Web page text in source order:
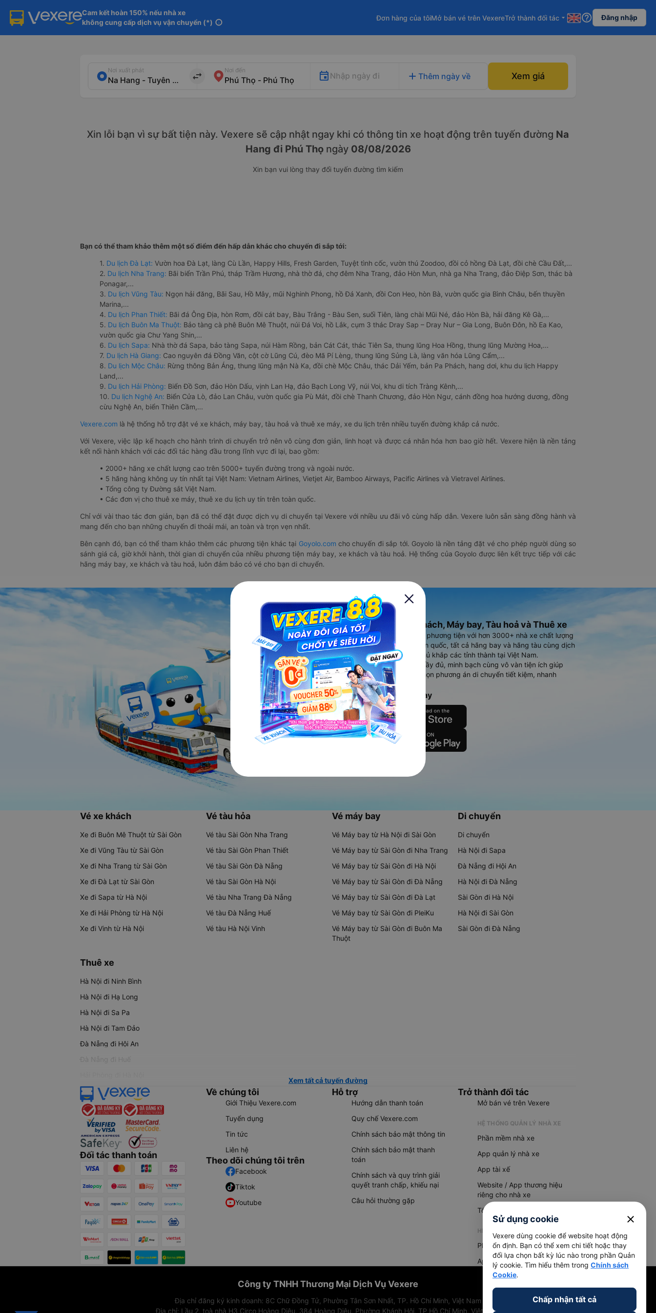
Cam kết hoàn 150% nếu nhà xe
không cung cấp dịch vụ vận chuyển (*) info
Đơn hàng của tôiMở bán vé trên VexereTrở thành đối tác arrow_drop_down help_outline Đăng nhập
Nơi xuất phát
import_export
Nơi đến
Nhập ngày đi add Thêm ngày về Xem giá
Xin lỗi bạn vì sự bất tiện này. Vexere sẽ cập nhật ngay khi có thông tin xe hoạt động trên tuyến đường Na
Hang đi Phú Thọngày 08/08/2026
Xin bạn vui lòng thay đổi tuyến đường tìm kiếm
Bạn có thể tham khảo thêm một số điểm đến hấp dẫn khác cho chuyến đi sắp tới:
1. Du lịch Đà Lạt: Vườn hoa Đà Lạt, làng Cù Lần, Happy Hills, Fresh Garden, Tuyệt tình cốc, vườn thú Zoodoo, đồi cỏ hồng Đà Lạt, đồi chè Cầu Đất,...
2. Du lịch Nha Trang: Bãi biển Trần Phú, tháp Trầm Hương, nhà thờ đá, chợ đêm Nha Trang, đảo Hòn Mun, nhà ga Nha Trang, đảo Điệp Sơn, thác bà
Ponagar,...
3. Du lịch Vũng Tàu: Ngọn hải đăng, Bãi Sau, Hồ Mây, mũi Nghinh Phong, hồ Đá Xanh, đồi Con Heo, hòn Bà, vườn quốc gia Bình Châu, bến thuyền
Marina,...
4. Du lịch Phan Thiết: Bãi đá Ông Địa, hòn Rơm, đồi cát bay, Bàu Trắng - Bàu Sen, suối Tiên, làng chài Mũi Né, đảo Hòn Bà, hải đăng Kê Gà,...
5. Du lịch Buôn Ma Thuột: Bảo tàng cà phê Buôn Mê Thuột, núi Đá Voi, hồ Lắk, cụm 3 thác Dray Sap – Dray Nur – Gia Long, Buôn Đôn, hồ Ea Kao,
vườn quốc gia Chư Yang Shin,...
6. Du lịch Sapa: Nhà thờ đá Sapa, bảo tàng Sapa, núi Hàm Rồng, bản Cát Cát, thác Tiên Sa, thung lũng Hoa Hồng, thung lũng Mường Hoa,...
7. Du lịch Hà Giang: Cao nguyên đá Đồng Văn, cột cờ Lũng Cú, đèo Mã Pí Lèng, thung lũng Sủng Là, làng văn hóa Lũng Cẩm,...
8. Du lịch Mộc Châu: Rừng thông Bản Áng, thung lũng mận Nà Ka, đồi chè Mộc Châu, thác Dải Yếm, bản Pa Phách, hang dơi, khu du lịch Happy
Land,...
9. Du lịch Hải Phòng: Biển Đồ Sơn, đảo Hòn Dấu, vịnh Lan Hạ, đảo Bạch Long Vỹ, núi Voi, khu di tích Tràng Kênh,...
10. Du lịch Nghệ An: Biển Cửa Lò, đảo Lan Châu, vườn quốc gia Pù Mát, đồi chè Thanh Chương, đảo Hòn Ngư, cánh đồng hoa hướng dương, đồng
cừu Nghệ An, biển Thiên Cầm,...
Vexere.com là hệ thống hỗ trợ đặt vé xe khách, máy bay, tàu hoả và thuê xe máy, xe du lịch trên nhiều tuyến đường khắp cả nước.
Với Vexere, việc lập kế hoạch cho hành trình di chuyển trở nên vô cùng đơn giản, linh hoạt và được cá nhân hóa hơn bao giờ hết. Vexere hiện là nền tảng
kết nối hành khách với các đối tác hàng đầu trong lĩnh vực đi lại, bao gồm:
• 2000+ hãng xe chất lượng cao trên 5000+ tuyến đường trong và ngoài nước.
• 5 hãng hàng không uy tín nhất tại Việt Nam: Vietnam Airlines, Vietjet Air, Bamboo Airways, Pacific Airlines và Vietravel Airlines.
• Tổng công ty Đường sắt Việt Nam.
• Các đơn vị cho thuê xe máy, thuê xe du lịch uy tín trên toàn quốc.
Chỉ với vài thao tác đơn giản, bạn đã có thể đặt được dịch vụ di chuyển tại Vexere với nhiều ưu đãi vô cùng hấp dẫn. Vexere luôn sẵn sàng đồng hành và
mang đến cho bạn những chuyến đi thoải mái, an toàn và trọn vẹn nhất.
Bên cạnh đó, bạn có thể tham khảo thêm các phương tiện khác tại Goyolo.com cho chuyến đi sắp tới. Goyolo là nền tảng đặt vé cho phép người dùng so
sánh giá cả, giờ khởi hành, thời gian di chuyển của nhiều phương tiện máy bay, xe khách và tàu hoả. Hệ thống của Goyolo được liên kết trực tiếp với các
hãng máy bay, xe khách và tàu hoả, luôn đảm bảo có vé cho bạn di chuyển.
Ứng dụng đặt vé Xe khách, Máy bay, Tàu hoả và Thuê xe
Vexere - ứng dụng đặt vé đa phương tiện với hơn 3000+ nhà xe chất lượng
cao, 5000+ tuyến đường toàn quốc, tất cả hãng bay và hãng tàu cùng dịch
vụ thuê xe máy, xe du lịch phủ khắp các tỉnh thành tại Việt Nam.
Ứng dụng hiển thị thông tin đầy đủ, minh bạch cùng vô vàn tiện ích giúp
người dùng so sánh và lựa chọn phương án di chuyển tiết kiệm, nhanh
chóng và phù hợp nhất.
Tải ứng dụng Vexere ngay
Vé xe khách
Xe đi Buôn Mê Thuột từ Sài Gòn
Xe đi Vũng Tàu từ Sài Gòn
Xe đi Nha Trang từ Sài Gòn
Xe đi Đà Lạt từ Sài Gòn
Xe đi Sapa từ Hà Nội
Xe đi Hải Phòng từ Hà Nội
Xe đi Vinh từ Hà Nội
Vé tàu hỏa
Vé tàu Sài Gòn Nha Trang
Vé tàu Sài Gòn Phan Thiết
Vé tàu Sài Gòn Đà Nẵng
Vé tàu Sài Gòn Hà Nội
Vé tàu Nha Trang Đà Nẵng
Vé tàu Đà Nẵng Huế
Vé tàu Hà Nội Vinh
Vé máy bay
Vé Máy bay từ Hà Nội đi Sài Gòn
Vé Máy bay từ Sài Gòn đi Nha Trang
Vé Máy bay từ Sài Gòn đi Hà Nội
Vé Máy bay từ Sài Gòn đi Đà Nẵng
Vé Máy bay từ Sài Gòn đi Đà Lạt
Vé Máy bay từ Sài Gòn đi PleiKu
Vé Máy bay từ Sài Gòn đi Buôn Ma
Thuột
Di chuyển
Di chuyển
Hà Nội đi Sapa
Đà Nẵng đi Hội An
Hà Nội đi Đà Nẵng
Sài Gòn đi Hà Nội
Hà Nội đi Sài Gòn
Sài Gòn đi Đà Nẵng
Thuê xe
Hà Nội đi Ninh Bình
Hà Nội đi Hạ Long
Hà Nội đi Sa Pa
Hà Nội đi Tam Đảo
Đà Nẵng đi Hội An
Đà Nẵng đi Huế
Xem tất cả tuyến đường
Đối tác thanh toán
Về chúng tôi
Giới Thiệu Vexere.com
Tuyển dụng
Tin tức
Liên hệ
Theo dõi chúng tôi trên
Facebook
Tiktok
Youtube
Hỗ trợ
Hướng dẫn thanh toán
Quy chế Vexere.com
Chính sách bảo mật thông tin
Chính sách bảo mật thanh
toán
Chính sách và quy trình giải
quyết tranh chấp, khiếu nại
Câu hỏi thường gặp
Trở thành đối tác
Mở bán vé trên Vexere
HỆ THỐNG QUẢN LÝ NHÀ XE
Phần mềm nhà xe
App quản lý nhà xe
App tài xế
Website / App thương hiệu
riêng cho nhà xe
Tổng đài AI
HỆ THỐNG QUẢN LÝ HÀNG HOÁ
Phần mềm quản lý hàng hoá
App quản lý hàng hoá
Công ty TNHH Thương Mại Dịch Vụ Vexere
Địa chỉ đăng ký kinh doanh: 8C Chữ Đồng Tử, Phường Tân Sơn Nhất, TP. Hồ Chí Minh, Việt Nam
Địa chỉ: Lầu 2, toà nhà H3 Circo Hoàng Diệu, 384 Hoàng Diệu, Phường Khánh Hội, TP Hồ Chí Minh, Việt Nam
Sử dụng cookie close
Vexere dùng cookie để website hoạt động
ổn định. Bạn có thể xem chi tiết hoặc thay
đổi lựa chọn bất kỳ lúc nào trong phần Quản
lý cookie. Tìm hiểu thêm trong Chính sách
Cookie.
Chấp nhận tất cả